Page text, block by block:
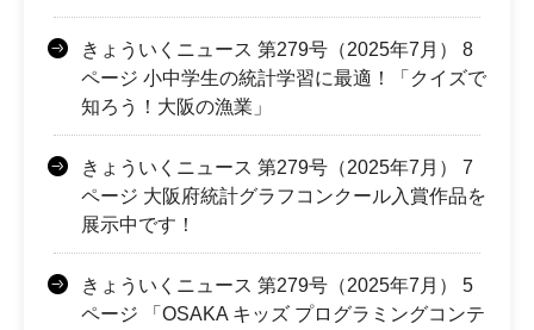
きょういくニュース 第279号（2025年7月） 8
ページ 小中学生の統計学習に最適！「クイズで
知ろう！大阪の漁業」
きょういくニュース 第279号（2025年7月） 7
ページ 大阪府統計グラフコンクール入賞作品を
展示中です！
きょういくニュース 第279号（2025年7月） 5
ページ 「OSAKA キッズ プログラミングコンテ